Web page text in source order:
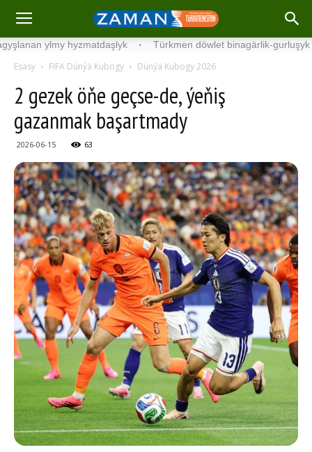
ylmy hyzmatdaşlyk · Türkmen döwlet binagärlik-gurluşyk
Esasy FIFA Dünýä Kubogy Dünýä Kubogy 2026
2 gezek öňe geçse-de, ýeňiş
gazanmak başartmady
2026-06-15 63